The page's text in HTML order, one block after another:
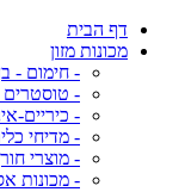
דף הבית
מכונות מזון
- חימום -
- טוסטרים
- כיריים-
- מדיחי
- מוצרי
- מכונות